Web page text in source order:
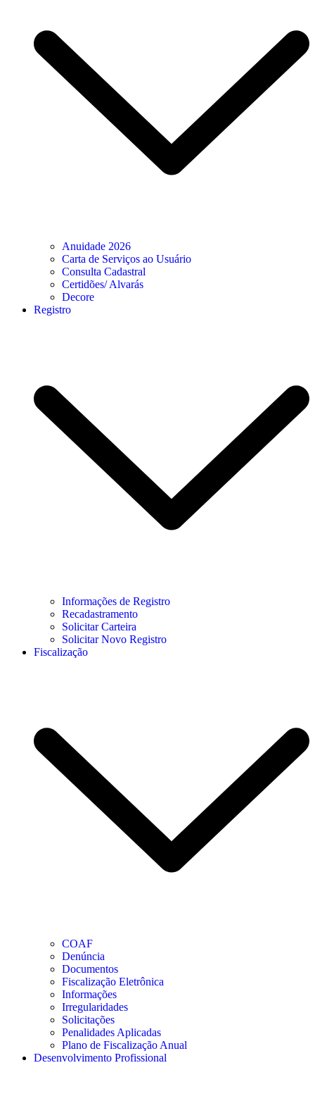
Anuidade 2026
Carta de Serviços ao Usuário
Consulta Cadastral
Certidões/ Alvarás
Decore
Registro
Informações de Registro
Recadastramento
Solicitar Carteira
Solicitar Novo Registro
Fiscalização
COAF
Denúncia
Documentos
Fiscalização Eletrônica
Informações
Irregularidades
Solicitações
Penalidades Aplicadas
Plano de Fiscalização Anual
Desenvolvimento Profissional